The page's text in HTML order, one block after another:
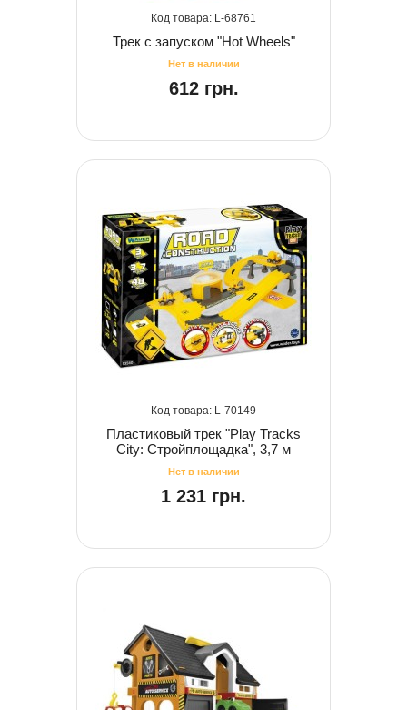
68761
Трек c запуском "Hot Wheels"
612 грн.
70149
Пластиковый трек "Play Tracks
City: Стройплощадка", 3,7 м
1 231 грн.